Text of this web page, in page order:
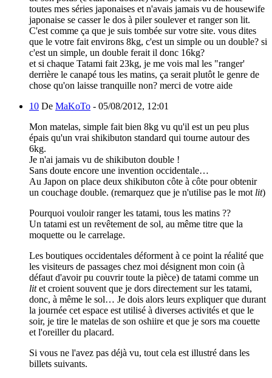
toutes mes séries japonaises et n'avais jamais vu de housewife
japonaise se casser le dos à piler soulever et ranger son lit.
C'est comme ça que je suis tombée sur votre site. vous dites
que le votre fait environs 8kg, c'est un simple ou un double? si
c'est un simple, un double ferait il donc 16kg?
et si chaque Tatami fait 23kg, je me vois mal les "ranger'
derrière le canapé tous les matins, ça serait plutôt le genre de
chose qu'on laisse tranquille non? merci de votre aide
10 De MaKoTo - 05/08/2012, 12:01
Mon matelas, simple fait bien 8kg vu qu'il est un peu plus
épais qu'un vrai shikibuton standard qui tourne autour des
6kg.
Je n'ai jamais vu de shikibuton double !
Sans doute encore une invention occidentale…
Au Japon on place deux shikibuton côte à côte pour obtenir
un couchage double. (remarquez que je n'utilise pas le mot lit)
Pourquoi vouloir ranger les tatami, tous les matins ??
Un tatami est un revêtement de sol, au même titre que la
moquette ou le carrelage.
Les boutiques occidentales déforment à ce point la réalité que
les visiteurs de passages chez moi désignent mon coin (à
défaut d'avoir pu couvrir toute la pièce) de tatami comme un
litet croient souvent que je dors directement sur les tatami,
donc, à même le sol… Je dois alors leurs expliquer que durant
la journée cet espace est utilisé à diverses activités et que le
soir, je tire le matelas de son oshiire et que je sors ma couette
et l'oreiller du placard.
Si vous ne l'avez pas déjà vu, tout cela est illustré dans les
billets suivants.